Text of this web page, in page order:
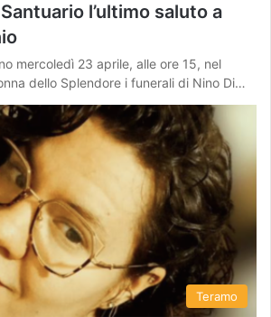
l’ultimo saluto a
mercoledì 23 aprile, alle ore 15, nel
dello Splendore i funerali di Nino Di…
Teramo